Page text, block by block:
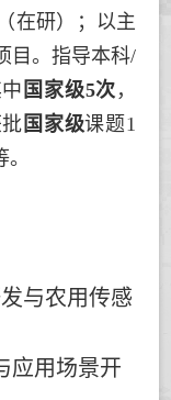
在研）；以主
目。指导本科/
国家级5次 ，
国家级课题1
与农用传感
应用场景开